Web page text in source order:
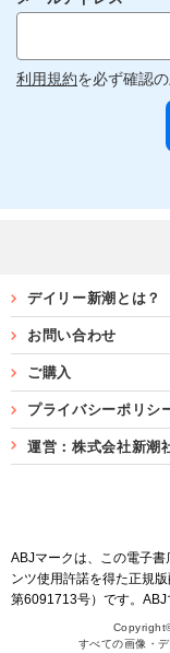
利用規約を必ず確認
デイリー新潮とは？
お問い合わせ
ご購入
プライバシーポリシ
運営：株式会社新潮
ABJマークは、この電子
ンツ使用許諾を得た正規
第6091713号）です。
すべての画像・